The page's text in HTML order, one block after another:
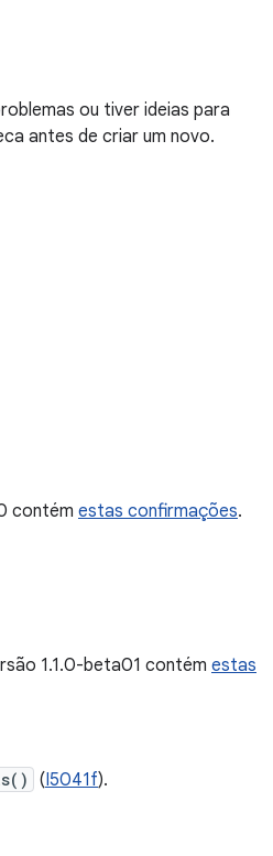
ou tiver ideias para
antes de criar um novo.
contém estas confirmações.
1.1.0-beta01 contém estas
(I5041f).